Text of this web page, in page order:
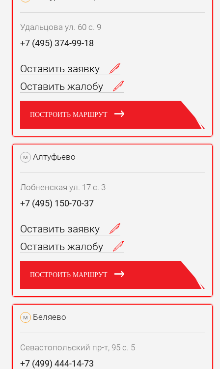
Удальцова ул. 60 с. 9
+7 (495) 374-99-18
Оставить заявку
Оставить жалобу
ПОСТРОИТЬ МАРШРУТ
м Алтуфьево
Лобненская ул. 17 с. 3
+7 (495) 150-70-37
Оставить заявку
Оставить жалобу
ПОСТРОИТЬ МАРШРУТ
м Беляево
Севастопольский пр-т, 95 с. 5
+7 (499) 444-14-73